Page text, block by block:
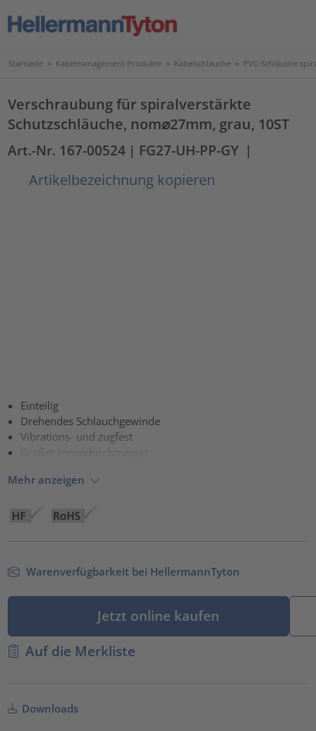
Startseite > Kabelmanagement-Produkte > Kabelschläuche > PVC-Schläuche
Verschraubung für spiralverstärkte
Schutzschläuche, nom⌀27mm, grau, 10ST
Art.-Nr. 167-00524 | FG27-UH-PP-GY |
Artikelbezeichnung kopieren
Einteilig
Drehendes Schlauchgewinde
Vibrations- und zugfest
Großer Innendurchmesser
Mehr anzeigen
Warenverfügbarkeit bei HellermannTyton
Jetzt online kaufen
Auf die Merkliste
Downloads